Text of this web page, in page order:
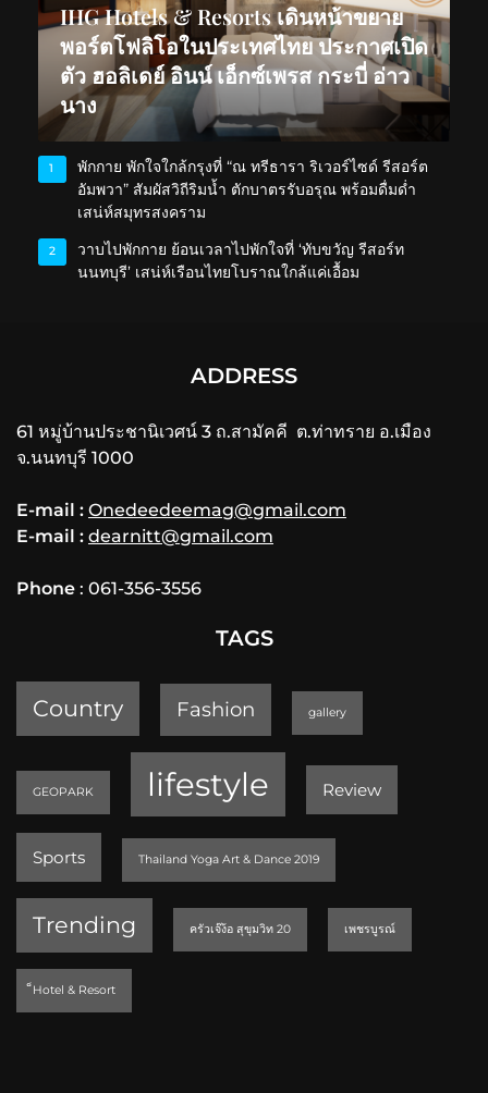
IHG Hotels & Resorts เดินหน้าขยาย
พอร์ตโฟลิโอในประเทศไทย ประกาศเปิด
ตัว ฮอลิเดย์ อินน์ เอ็กซ์เพรส กระบี่ อ่าว
นาง
1
พักกาย พักใจใกล้กรุงที่ “ณ ทรีธารา ริเวอร์ไซด์ รีสอร์ต
อัมพวา” สัมผัสวิถีริมน้ำ ตักบาตรรับอรุณ พร้อมดื่มด่ำ
เสน่ห์สมุทรสงคราม
2
วาบไปพักกาย ย้อนเวลาไปพักใจที่ ‘ทับขวัญ รีสอร์ท
นนทบุรี’ เสน่ห์เรือนไทยโบราณใกล้แค่เอื้อม
ADDRESS
61 หมู่บ้านประชานิเวศน์ 3 ถ.สามัคคี ต.ท่าทราย อ.เมือง
จ.นนทบุรี 1000
E-mail : Onedeedeemag@gmail.com
E-mail : dearnitt@gmail.com
Phone : 061-356-3556
TAGS
Country Fashion gallery
GEOPARK lifestyle Review
Sports Thailand Yoga Art & Dance 2019
Trending ครัวเจ๊ง้อ สุขุมวิท 20 เพชรบูรณ์
็Hotel & Resort